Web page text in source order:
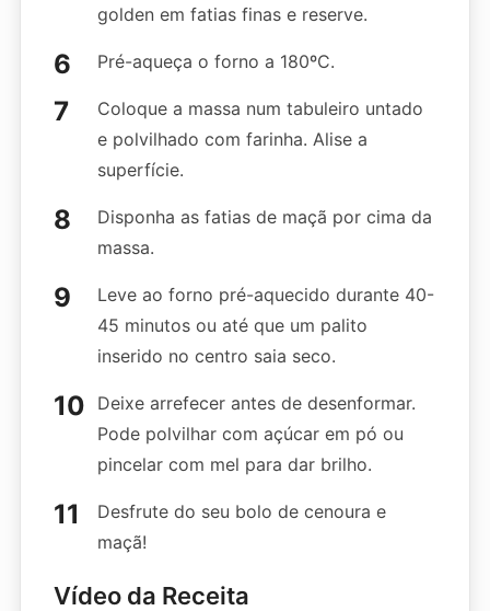
golden em fatias finas e reserve.
Pré-aqueça o forno a 180ºC.
Coloque a massa num tabuleiro untado
e polvilhado com farinha. Alise a
superfície.
Disponha as fatias de maçã por cima da
massa.
Leve ao forno pré-aquecido durante 40-
45 minutos ou até que um palito
inserido no centro saia seco.
Deixe arrefecer antes de desenformar.
Pode polvilhar com açúcar em pó ou
pincelar com mel para dar brilho.
Desfrute do seu bolo de cenoura e
maçã!
Vídeo da Receita